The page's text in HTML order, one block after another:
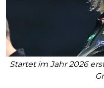
Startet im Jahr 2026